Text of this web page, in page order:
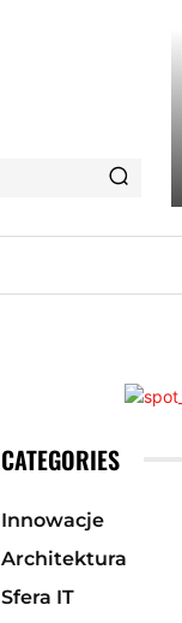
CATEGORIES
Innowacje
Architektura
Sfera IT